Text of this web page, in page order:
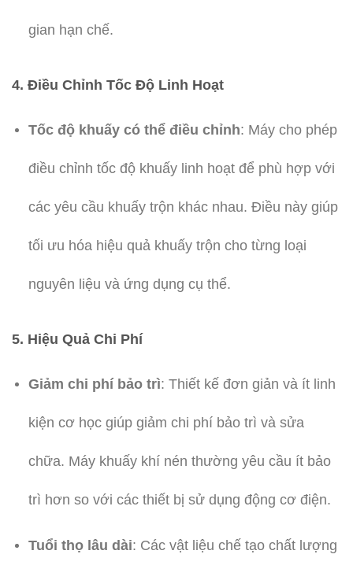
gian hạn chế.
4. Điều Chỉnh Tốc Độ Linh Hoạt
Tốc độ khuấy có thể điều chỉnh: Máy cho phép
điều chỉnh tốc độ khuấy linh hoạt để phù hợp với
các yêu cầu khuấy trộn khác nhau. Điều này giúp
tối ưu hóa hiệu quả khuấy trộn cho từng loại
nguyên liệu và ứng dụng cụ thể.
5. Hiệu Quả Chi Phí
Giảm chi phí bảo trì: Thiết kế đơn giản và ít linh
kiện cơ học giúp giảm chi phí bảo trì và sửa
chữa. Máy khuấy khí nén thường yêu cầu ít bảo
trì hơn so với các thiết bị sử dụng động cơ điện.
Tuổi thọ lâu dài: Các vật liệu chế tạo chất lượng